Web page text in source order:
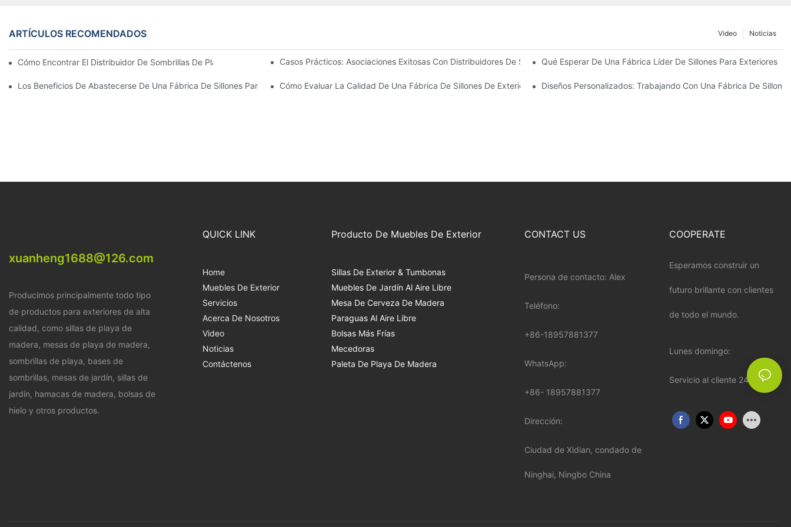
ARTÍCULOS RECOMENDADOS Noticias
Video
Cómo Encontrar El Distribuidor De Sombrillas De Playa Adecuado Para Las Necesidades De Su NegocioCasos Prácticos: Asociaciones Exitosas Con Distribuidores De Sombrillas De PlayaQué Esperar De Una Fábrica Líder De Sillones Para Exteriores
Los Beneficios De Abastecerse De Una Fábrica De Sillones Para ExterioresCómo Evaluar La Calidad De Una Fábrica De Sillones De Exterior Diseños Personalizados: Trabajando Con Una Fábrica De
xuanheng1688@126.com
Producimos principalmente todo tipo
de productos para exteriores de alta
calidad, como sillas de playa de
madera, mesas de playa de madera,
sombrillas de playa, bases de
sombrillas, mesas de jardín, sillas de
jardín, hamacas de madera, bolsas de
hielo y otros productos.
QUICK LINK
Home
Muebles De Exterior
Servicios
Acerca De Nosotros
Video
Noticias
Contáctenos
Producto De Muebles De Exterior
Sillas De Exterior & Tumbonas
Muebles De Jardín Al Aire Libre
Mesa De Cerveza De Madera
Paraguas Al Aire Libre
Bolsas Más Frías
Mecedoras
Paleta De Playa De Madera
CONTACT US
Persona de contacto: Alex
Teléfono:
+86-18957881377
WhatsApp:
+86- 18957881377
Dirección:
Ciudad de Xidian, condado de
Ninghai, Ningbo China
COOPERATE
Esperamos construir un
futuro brillante con clientes
de todo el mundo.
Lunes domingo:
Servicio al cliente 24 * 7